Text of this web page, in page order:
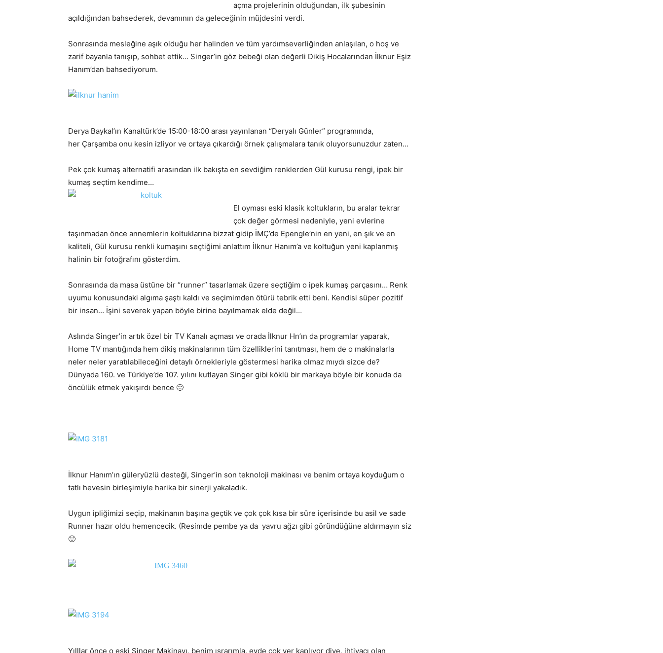
açma projelerinin olduğundan, ilk şubesinin
açıldığından bahsederek, devamının da geleceğinin müjdesini verdi.
Sonrasında mesleğine aşık olduğu her halinden ve tüm yardımseverliğinden anlaşılan, o hoş ve
zarif bayanla tanışıp, sohbet ettik… Singer’in göz bebeği olan değerli Dikiş Hocalarından İlknur Eşiz
Hanım’dan bahsediyorum.
Derya Baykal’ın Kanaltürk’de 15:00-18:00 arası yayınlanan “Deryalı Günler” programında,
her Çarşamba onu kesin izliyor ve ortaya çıkardığı örnek çalışmalara tanık oluyorsunuzdur zaten…
Pek çok kumaş alternatifi arasından ilk bakışta en sevdiğim renklerden Gül kurusu rengi, ipek bir
kumaş seçtim kendime…
El oyması eski klasik koltukların, bu aralar tekrar
çok değer görmesi nedeniyle, yeni evlerine
taşınmadan önce annemlerin koltuklarına bizzat gidip İMÇ’de Epengle’nin en yeni, en şık ve en
kaliteli, Gül kurusu renkli kumaşını seçtiğimi anlattım İlknur Hanım’a ve koltuğun yeni kaplanmış
halinin bir fotoğrafını gösterdim.
Sonrasında da masa üstüne bir “runner” tasarlamak üzere seçtiğim o ipek kumaş parçasını… Renk
uyumu konusundaki algıma şaştı kaldı ve seçimimden ötürü tebrik etti beni. Kendisi süper pozitif
bir insan… İşini severek yapan böyle birine bayılmamak elde değil…
Aslında Singer’in artık özel bir TV Kanalı açması ve orada İlknur Hn’ın da programlar yaparak,
Home TV mantığında hem dikiş makinalarının tüm özelliklerini tanıtması, hem de o makinalarla
neler neler yaratılabileceğini detaylı örnekleriyle göstermesi harika olmaz mıydı sizce de?
Dünyada 160. ve Türkiye’de 107. yılını kutlayan Singer gibi köklü bir markaya böyle bir konuda da
öncülük etmek yakışırdı bence 🙂
İlknur Hanım’ın güleryüzlü desteği, Singer’in son teknoloji makinası ve benim ortaya koyduğum o
tatlı hevesin birleşimiyle harika bir sinerji yakaladık.
Uygun ipliğimizi seçip, makinanın başına geçtik ve çok çok kısa bir süre içerisinde bu asil ve sade
Runner hazır oldu hemencecik. (Resimde pembe ya da yavru ağzı gibi göründüğüne aldırmayın siz
🙂
Yılllar önce o eski Singer Makinayı, benim ısrarımla, evde çok yer kaplıyor diye, ihtiyacı olan